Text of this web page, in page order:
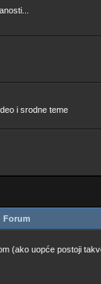
i srodne teme
Forum
(ako uopće postoji